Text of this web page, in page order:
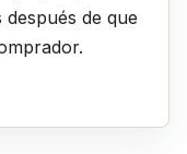
de que